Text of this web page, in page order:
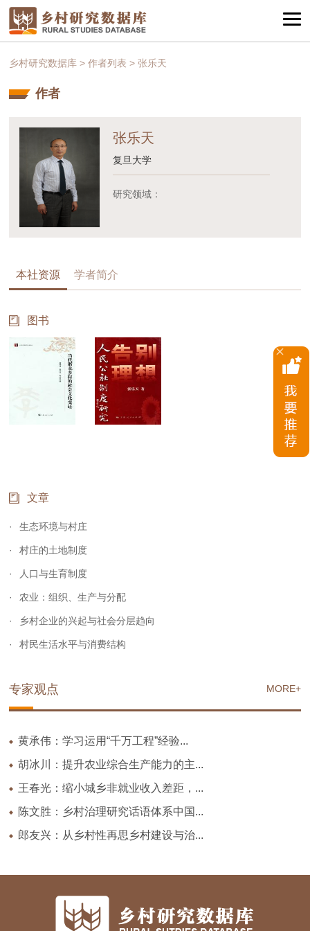
乡村研究数据库 >作者列表 >张乐天
作者
张乐天
复旦大学
研究领域：
本社资源 学者简介
图书
文章
生态环境与村庄
村庄的土地制度
人口与生育制度
农业：组织、生产与分配
乡村企业的兴起与社会分层趋向
村民生活水平与消费结构
MORE+
专家观点
黄承伟：学习运用“千万工程”经验...
胡冰川：提升农业综合生产能力的主...
王春光：缩小城乡非就业收入差距，...
陈文胜：乡村治理研究话语体系中国...
郎友兴：从乡村性再思乡村建设与治...